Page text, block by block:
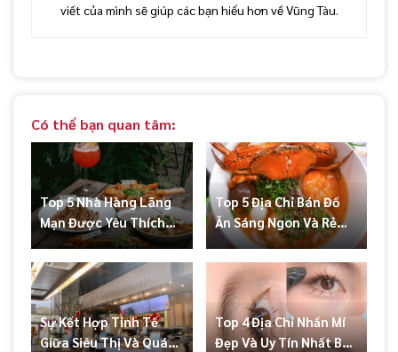
viết của mình sẽ giúp các bạn hiểu hơn về Vũng Tàu.
Có thể bạn quan tâm:
Top 5 Nhà Hàng Lãng
Mạn Được Yêu Thích
Nhất Tại Vũng Tàu
Top 5 Địa Chỉ Bán Đồ
Ăn Sáng Ngon Và Rẻ
Tại Bà Rịa
Sự Kết Hợp Tinh Tế
Giữa Siêu Thị Và Quán
Top 4 Địa Chỉ Nhấn Mí
Đẹp Và Uy Tín Nhất Bà